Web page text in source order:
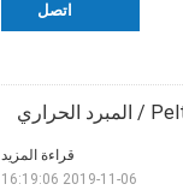
اتصل
قراءة المزيد
2019-11-06 16:19:06